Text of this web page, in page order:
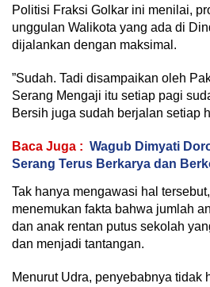
‎Politisi Fraksi Golkar ini menilai,
unggulan Walikota yang ada di
dijalankan dengan maksimal.
‎”Sudah. Tadi disampaikan oleh
Serang Mengaji itu setiap pagi
Bersih juga sudah berjalan setiap
Baca Juga : Wagub Dimyati
Serang Terus Berkarya dan
‎Tak hanya mengawasi hal
menemukan fakta bahwa jumlah
dan anak rentan putus sekolah
dan menjadi tantangan.
‎Menurut Udra, penyebabnya tidak